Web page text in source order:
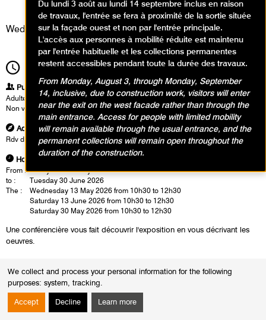
We collect and process your personal information for the following
purposes: system, tracking.
Accept Decline Learn more
Visites / Visite audio-descriptive
Wednesday 13 May 2026
10h30Time scale2h00
Publics
Adultes
Non voyants et malvoyants
Address
Rdv dans le hall d'accueil après les portiques de sécurité.
Hours
From : Friday 13 February 2026
to :
Tuesday 30 June 2026
The :
Wednesday 13 May 2026 from 10h30 to 12h30
Saturday 13 June 2026 from 10h30 to 12h30
Saturday 30 May 2026 from 10h30 to 12h30
Une conférencière vous fait découvrir l'exposition en vous décrivant les
oeuvres.
Du lundi 3 août au lundi 14 septembre inclus en raison
de travaux, l'entrée se fera à proximité de la sortie située
sur la façade ouest et non par l'entrée principale.
L'accès aux personnes à mobilité réduite est maintenu
par l'entrée habituelle et les collections permanentes
restent accessibles pendant toute la durée des travaux.
From Monday, August 3, through Monday, September
14, inclusive, due to construction work, visitors will enter
near the exit on the west facade rather than through the
main entrance. Access for people with limited mobility
will remain available through the usual entrance, and the
permanent collections will remain open throughout the
duration of the construction.